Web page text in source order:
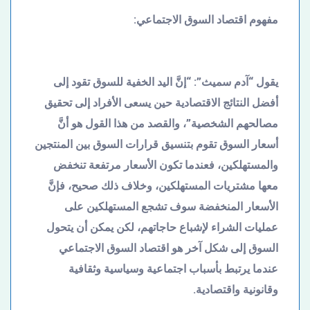
مفهوم اقتصاد السوق الاجتماعي:
يقول “آدم سميث”: “إنَّ اليد الخفية للسوق تقود إلى
أفضل النتائج الاقتصادية حين يسعى الأفراد إلى تحقيق
مصالحهم الشخصية”، والقصد من هذا القول هو أنَّ
أسعار السوق تقوم بتنسيق قرارات السوق بين المنتجين
والمستهلكين، فعندما تكون الأسعار مرتفعة تنخفض
معها مشتريات المستهلكين، وخلاف ذلك صحيح، فإنَّ
الأسعار المنخفضة سوف تشجع المستهلكين على
عمليات الشراء لإشباع حاجاتهم، لكن يمكن أن يتحول
السوق إلى شكل آخر هو اقتصاد السوق الاجتماعي
عندما يرتبط بأسباب اجتماعية وسياسية وثقافية
وقانونية واقتصادية.